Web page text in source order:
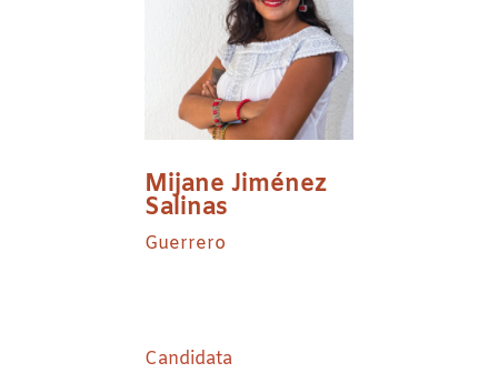
Mijane Jiménez
Salinas
Guerrero
Candidata